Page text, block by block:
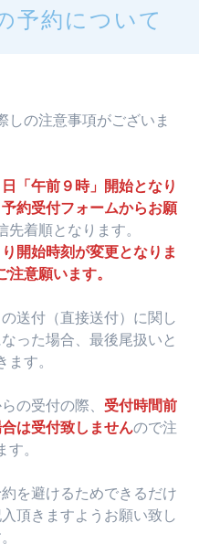
予約について
しの注意事項がございま
「午前９時」開始となり
約受付フォームからお願
先着順となります。
開始時刻が変更となりま
注意願います。
送付（直接送付）に関し
った場合、最後尾扱いと
ます。
の受付の際、 受付時間前
は受付致しませんので注
。
を避けるためできるだけ
頂きますようお願い致し